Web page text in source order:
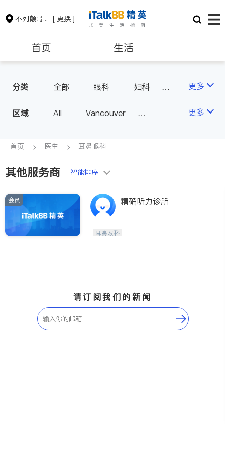
不列颠哥伦比亚省 [ 更换 ]
首页 生活
保险理财 房地产租售
会计师 建筑装修
分类 全部 眼科
妇科
医生-其它
医美
更多
区域 All
Vancouver
Surrey
Coquitlam
Port Coquitlam
New Westminster
Langley
Port Moody
Maple Ridge
更多
首页 医生 耳鼻喉科
其他服务商 智能排序
会员 精确听力诊所
耳鼻喉科
请订阅我们的新闻